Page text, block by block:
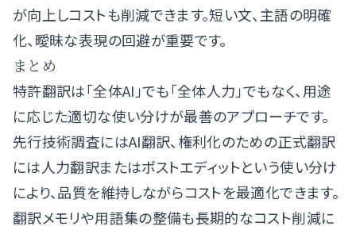
が向上しコストも削減できます。短い文、主語の明確
化、曖昧な表現の回避が重要です。
まとめ
特許翻訳は「全体AI」でも「全体人力」でもなく、用途
に応じた適切な使い分けが最善のアプローチです。
先行技術調査にはAI翻訳、権利化のための正式翻訳
には人力翻訳またはポストエディットという使い分け
により、品質を維持しながらコストを最適化できます。
翻訳メモリや用語集の整備も長期的なコスト削減に